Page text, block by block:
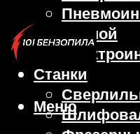
Ручной
Станки
Меню